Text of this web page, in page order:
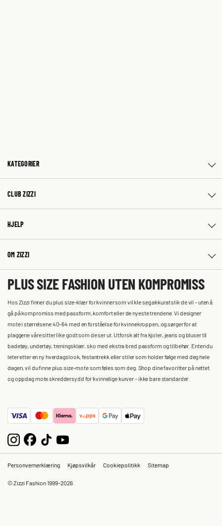
KATEGORIER
CLUB ZIZZI
HJELP
OM ZIZZI
PLUS SIZE FASHION UTEN KOMPROMISS
Hos Zizzi finner du plus size-klær for kvinner som vil kle seg akkurat slik de vil – uten å
gå på kompromiss med passform, komfort eller de nyeste trendene. Vi designer
mote i størrelsene 40–64 med en forståelse for kvinnekroppen, og sørger for at
plaggene våre sitter like godt som de ser ut. Utforsk alt fra kjoler, jeans og bluser til
badetøy, undertøy, treningsklær, sko med ekstra bred passform og tilbehør. Enten du
leter etter en ny hverdagslook, festantrekk eller stiler som holder følge med deg hele
dagen, vil du finne plus size-mote som føles som deg. Shop dine favoritter på nettet
og oppdag mote skreddersydd for kvinnelige kurver – ikke bare standarder.
Personvernerklæring Kjøpsvilkår Cookiepolitikk Sitemap
© Zizzi Fashion 1999-2026